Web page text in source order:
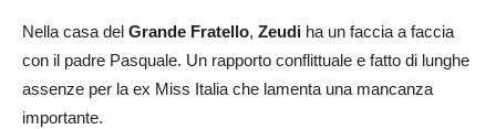
Nella casa del Grande Fratello, Zeudi ha un faccia a faccia
con il padre Pasquale. Un rapporto conflittuale e fatto di lunghe
assenze per la ex Miss Italia che lamenta una mancanza
importante.